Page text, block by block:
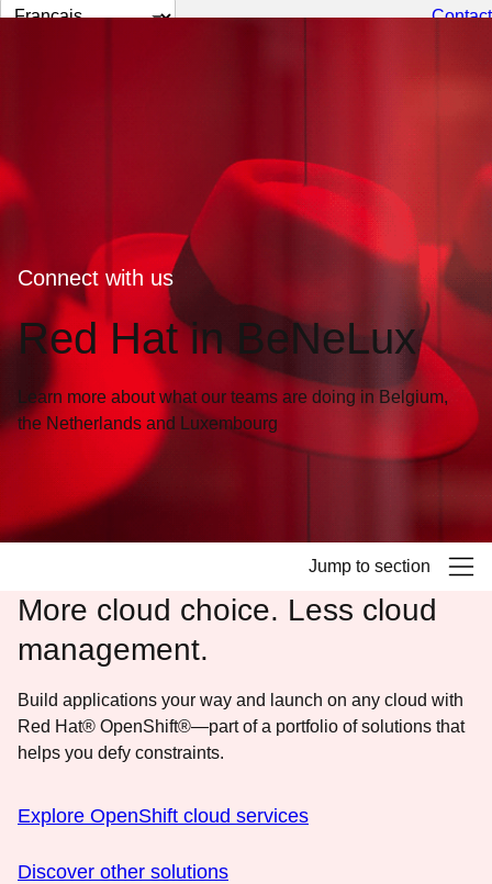
Changer
Contact
Connect with us
Red Hat in BeNeLux
Learn more about what our teams are doing in Belgium,
the Netherlands and Luxembourg
Jump to section
More cloud choice. Less cloud
management.
Build applications your way and launch on any cloud with
Red Hat® OpenShift®—part of a portfolio of solutions that
helps you defy constraints.
Explore OpenShift cloud services
Discover other solutions